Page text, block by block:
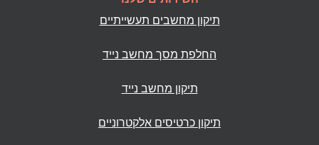
תיקון מחשבים תעשייתיים
החלפת מסך מחשב נייד
תיקון מחשב נייד
תיקון כרטיסים אלקטרוניים